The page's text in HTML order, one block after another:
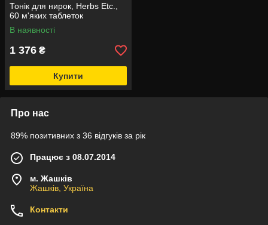
Тонік для нирок, Herbs Etc.,
60 м'яких таблеток
В наявності
1 376 ₴
Купити
Про нас
89% позитивних з 36 відгуків за рік
Працює з 08.07.2014
м. Жашків
Жашків, Україна
Контакти